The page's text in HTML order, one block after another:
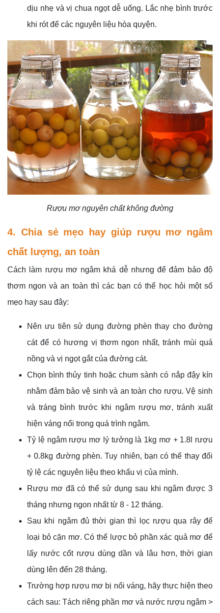
dịu nhẹ và vị chua ngọt dễ uống. Lắc nhẹ bình trước
khi rót để các nguyên liệu hòa quyện.
Rượu mơ nguyên chất không đường
4. Chia sẻ mẹo hay giúp rượu mơ ngâm
chất lượng, an toàn
Cách làm rượu mơ ngâm khá dễ nhưng để đảm bảo độ
thơm ngon và an toàn thì các bạn có thể học hỏi một số
mẹo hay sau đây:
Nên ưu tiên sử dụng đường phèn thay cho đường
cát để có hương vị thơm ngon nhất, tránh mùi quá
nồng và vị ngọt gắt của đường cát.
Chọn bình thủy tinh hoặc chum sành có nắp đậy kín
nhằm đảm bảo vệ sinh và an toàn cho rượu. Vệ sinh
và tráng bình trước khi ngâm rượu mơ, tránh xuất
hiện váng nổi trong quá trình ngâm.
Tỷ lệ ngâm rượu mơ lý tưởng là 1kg mơ + 1.8l rượu
+ 0.8kg đường phèn. Tuy nhiên, bạn có thể thay đổi
tỷ lệ các nguyên liệu theo khẩu vị của mình.
Rượu mơ đã có thể sử dụng sau khi ngâm được 3
tháng nhưng ngon nhất từ 8 - 12 tháng.
Sau khi ngâm đủ thời gian thì lọc rượu qua rây để
loại bỏ cặn mơ. Có thể lược bỏ phần xác quả mơ để
lấy nước cốt rượu dùng dần và lâu hơn, thời gian
dùng lên đến 28 tháng.
Trường hợp rượu mơ bị nổi váng, hãy thực hiện theo
cách sau: Tách riêng phần mơ và nước rượu ngâm >